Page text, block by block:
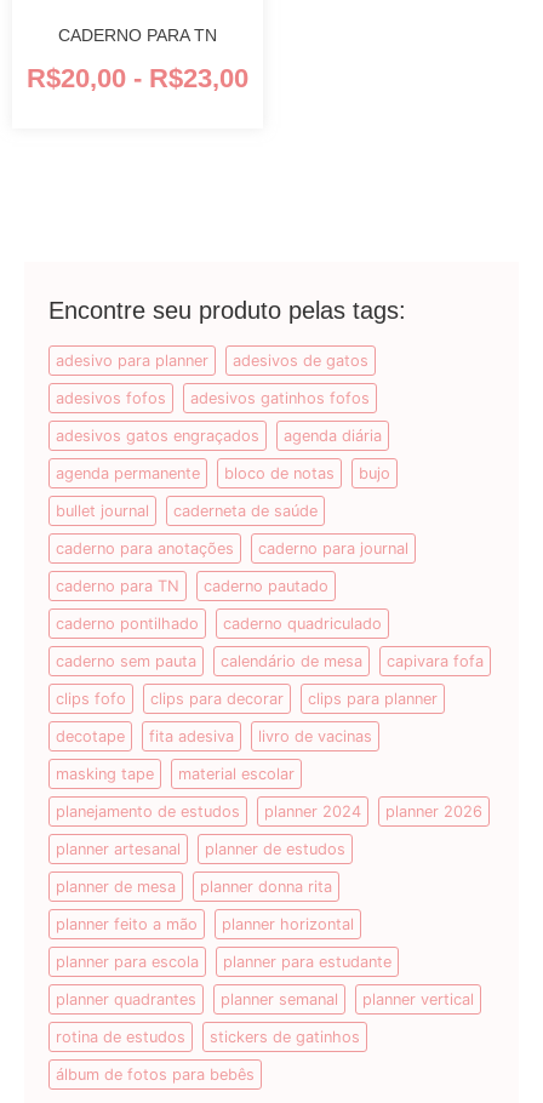
CADERNO PARA TN
R$20,00- R$23,00
Encontre seu produto pelas tags:
adesivo para planner adesivos de gatos
adesivos fofos adesivos gatinhos fofos
adesivos gatos engraçados agenda diária
agenda permanente bloco de notas bujo
bullet journal caderneta de saúde
caderno para anotações caderno para journal
caderno para TN caderno pautado
caderno pontilhado caderno quadriculado
caderno sem pauta calendário de mesa capivara fofa
clips fofo clips para decorar clips para planner
decotape fita adesiva livro de vacinas
masking tape material escolar
planejamento de estudos planner 2024 planner 2026
planner artesanal planner de estudos
planner de mesa planner donna rita
planner feito a mão planner horizontal
planner para escola planner para estudante
planner quadrantes planner semanal planner vertical
rotina de estudos stickers de gatinhos
álbum de fotos para bebês